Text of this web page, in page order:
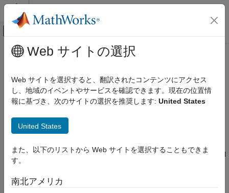
コンテンツへスキップ
オフキャンバス ナビゲーション メ
ドキュメンテーションのホーム
FPGA, ASIC, and SoC Development
カテゴリ
Deep Learning HDL Toolbox
DSP HDL Toolbox
Get Started with DSP HDL Toolbox
HDL Code Generation and Deployment
メインコンテンツ
DSP HDL Toolbox
Design digital signal processing applications for FPGAs, ASICs,
and SoCs
PDF Documentation
Simulink ® blocks and MATLAB ®
algorithms for developing signal
processing applications such as wireless, radar, audio, and
sensor processing. The toolbox includes reference applications
to demonstrate the development of complex subsystems.
Web サイトの選択
Web サイトを選択すると、翻訳されたコンテンツにアクセス
し、地域のイベントやサービスを確認できます。現在の位置情
報に基づき、次のサイトの選択を推奨します: United States
United States
また、以下のリストから Web サイトを選択することもできま
す。
南北アメリカ